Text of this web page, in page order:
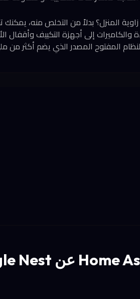
المنزل؟ بدلاً من التخلص منه،
والكاميرات إلى أجهزة التكييف